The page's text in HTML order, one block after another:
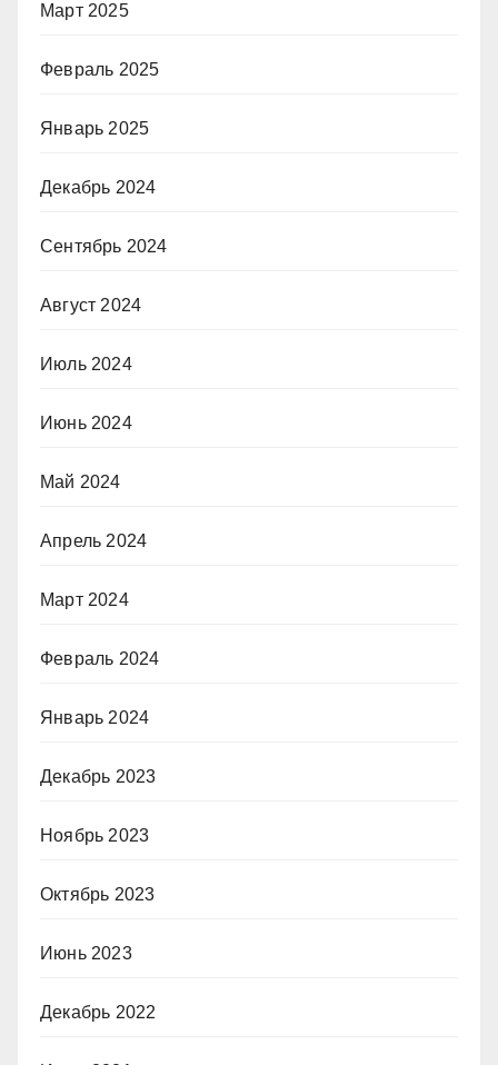
Март 2025
Февраль 2025
Январь 2025
Декабрь 2024
Сентябрь 2024
Август 2024
Июль 2024
Июнь 2024
Май 2024
Апрель 2024
Март 2024
Февраль 2024
Январь 2024
Декабрь 2023
Ноябрь 2023
Октябрь 2023
Июнь 2023
Декабрь 2022